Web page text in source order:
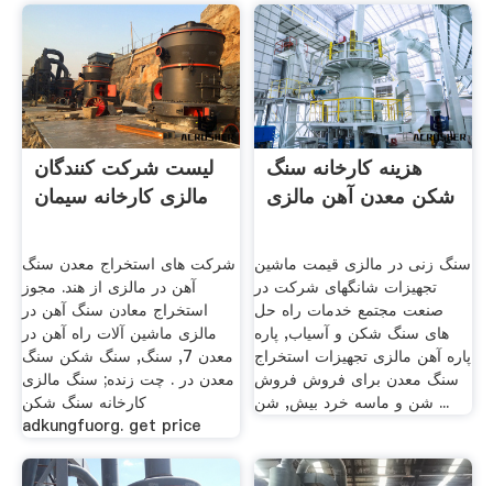
لیست شرکت کنندگان
مالزی کارخانه سیمان
شرکت های استخراج معدن سنگ
آهن در مالزی از هند. مجوز
استخراج معادن سنگ آهن در
مالزی ماشین آلات راه آهن در
معدن 7, سنگ, سنگ شکن سنگ
معدن در . چت زنده; سنگ مالزی
کارخانه سنگ شکن
adkungfuorg. get price
هزینه کارخانه سنگ
شکن معدن آهن مالزی
سنگ زنی در مالزی قیمت ماشین
تجهیزات شانگهای شرکت در
صنعت مجتمع خدمات راه حل
های سنگ شکن و آسیاب, پاره
پاره آهن مالزی تجهیزات استخراج
سنگ معدن برای فروش فروش
شن و ماسه خرد بیش, شن ...